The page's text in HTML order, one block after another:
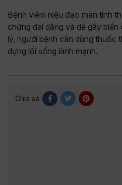
Bệnh viêm niệu đạo mãn tính
chứng dai dẳng và dễ gây
lý, người bệnh cần dùng thuốc
dựng lối sống lành mạnh.
Chia sẻ: